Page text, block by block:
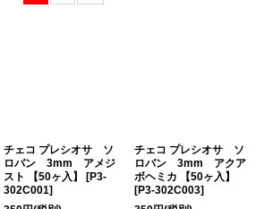
絞り込む
チェコ プレシオサ ソ
ロバン 3mm アメジ
スト 【50ヶ入】
[P3-
302C001]
チェコ プレシオサ ソ
ロバン 3mm アクア
ボヘミカ 【50ヶ入】
[P3-302C003]